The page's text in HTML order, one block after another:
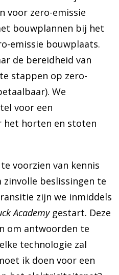
voor zero-emissie
bouwplannen bij het
emissie bouwplaats.
de bereidheid van
stappen op zero-
We
voor een
het horten en stoten
voorzien van kennis
beslissingen te
zijn we inmiddels
Academygestart. Deze
om antwoorden te
technologie zal
ik doen voor een